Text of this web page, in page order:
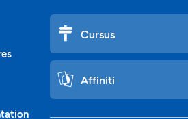
Cursus
Affiniti